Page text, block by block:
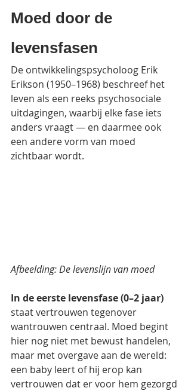
Moed door de
levensfasen
De ontwikkelingspsycholoog Erik
Erikson (1950–1968) beschreef het
leven als een reeks psychosociale
uitdagingen, waarbij elke fase iets
anders vraagt — en daarmee ook
een andere vorm van moed
zichtbaar wordt.
Afbeelding: De levenslijn van moed
In de eerste levensfase (0–2 jaar)
staat vertrouwen tegenover
wantrouwen centraal. Moed begint
hier nog niet met bewust handelen,
maar met overgave aan de wereld:
een baby leert of hij erop kan
vertrouwen dat er voor hem gezorgd